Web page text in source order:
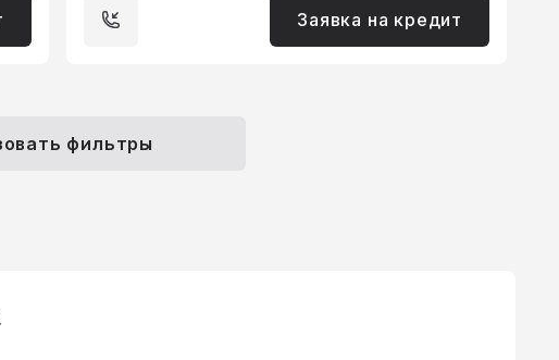
Заявка на кредит
фильтры